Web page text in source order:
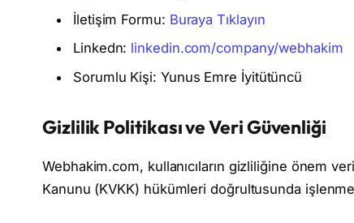
İletişim Formu: Buraya Tıklayın
Linkedn: linkedin.com/company/webhakim
Sorumlu Kişi: Yunus Emre İyitütüncü
Gizlilik Politikası ve Veri Güvenliği
Webhakim.com, kullanıcıların gizliliğine önem
Kanunu (KVKK) hükümleri doğrultusunda